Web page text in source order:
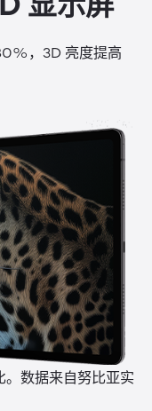
，3D 亮度提高
。数据来自努比亚实